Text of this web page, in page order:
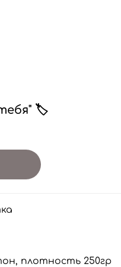
🏷
плотность 250гр